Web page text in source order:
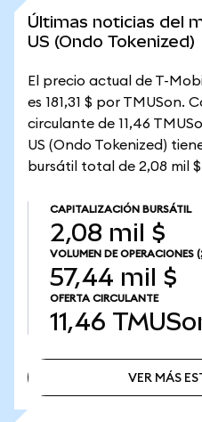
Últimas noticias del
US (Ondo Tokenized)
El precio actual de T-
es 181,31 $ por TMUSon.
circulante de 11,46
US (Ondo Tokenized)
bursátil total de 2,08 mil
CAPITALIZACIÓN BURSÁTIL
2,08 mil $
VOLUMEN DE OPERACIONES
57,44 mil $
OFERTA CIRCULANTE
11,46
VER MÁS